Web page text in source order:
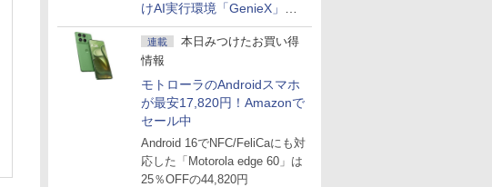
けAI実行環境「GenieX」を
試してみた
連載
本日みつけたお買い得
情報
モトローラのAndroidスマホ
が最安17,820円！Amazonで
セール中
Android 16でNFC/FeliCaにも対
応した「Motorola edge 60」は
25％OFFの44,820円